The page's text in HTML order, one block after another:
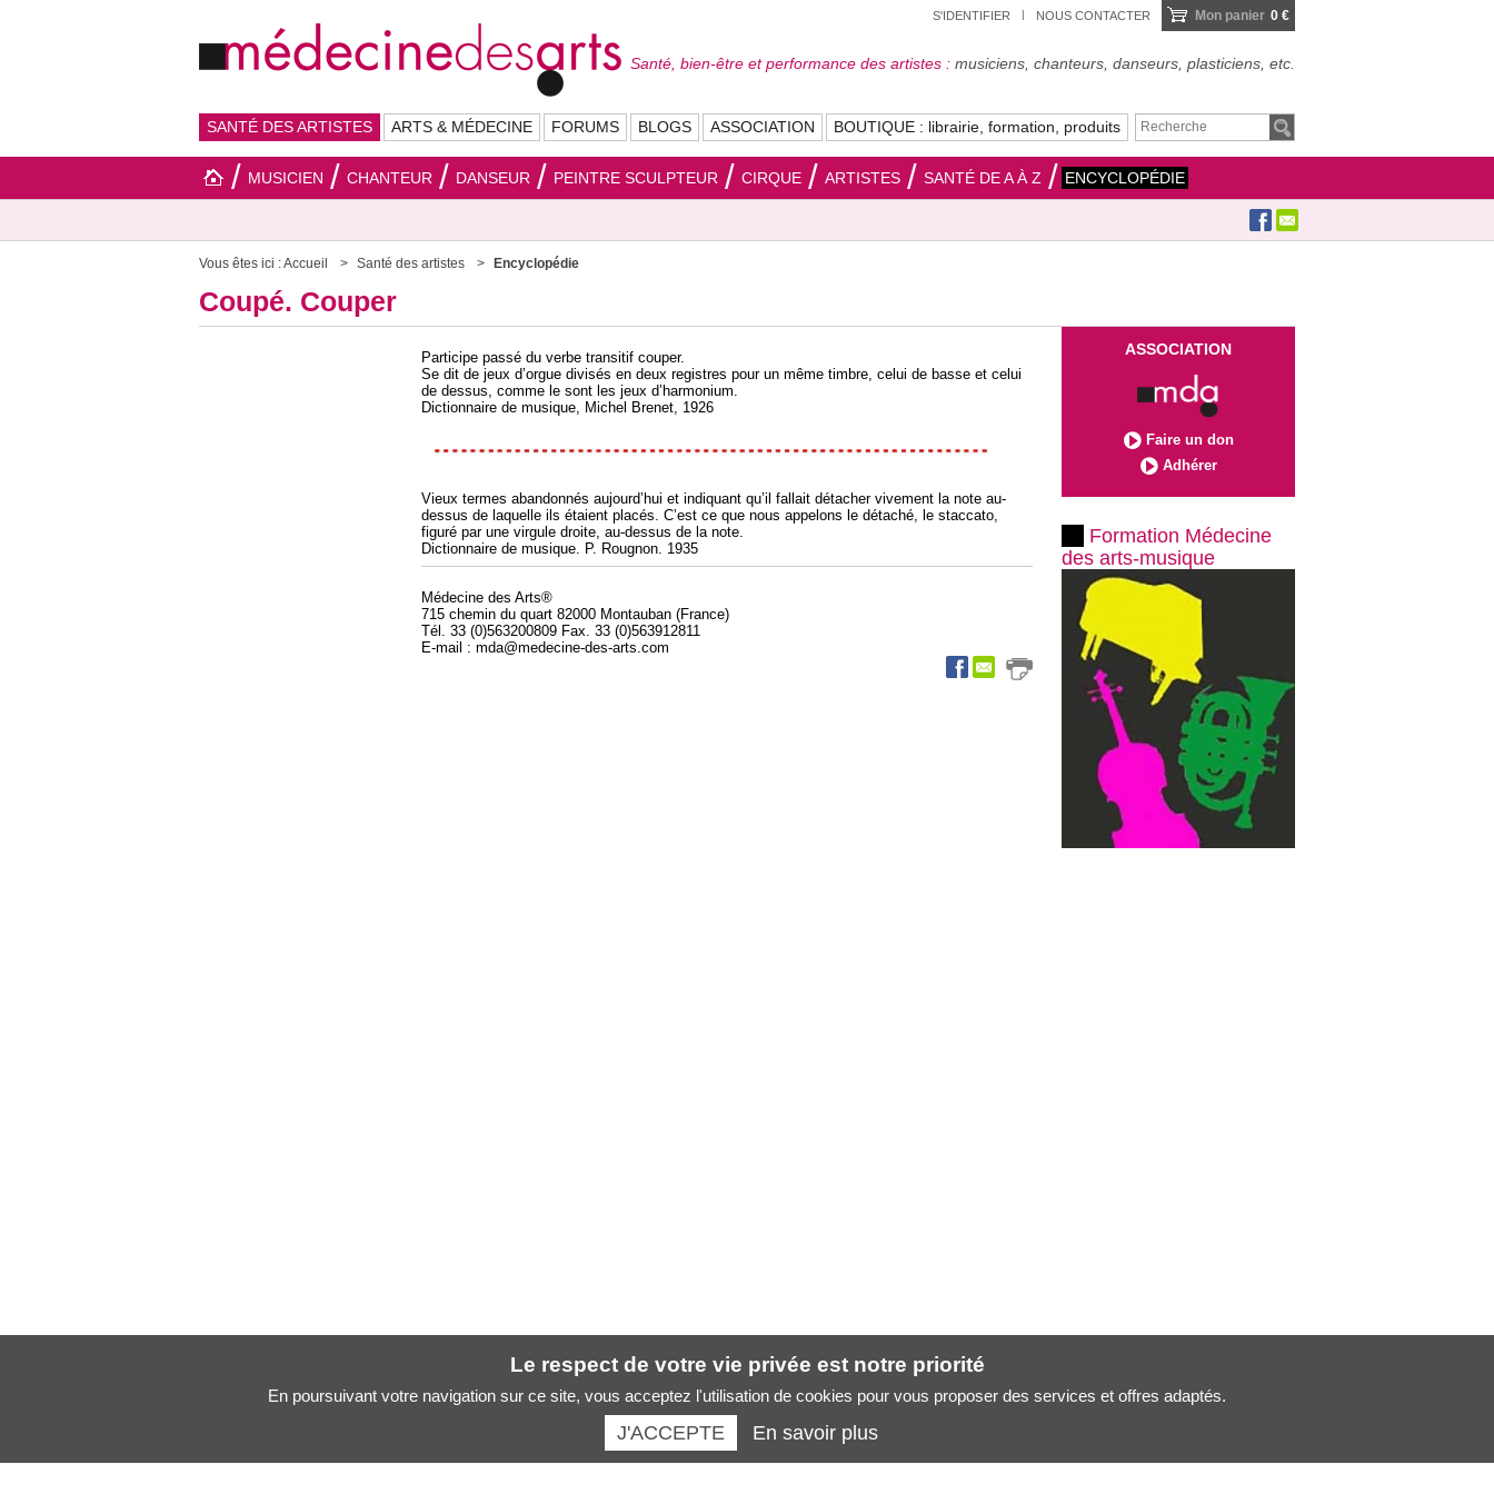
S'IDENTIFIER NOUS CONTACTER Mon panier 0 €
Santé, bien-être et performance des artistes : musiciens, chanteurs, danseurs, plasticiens, etc.
SANTÉ DES ARTISTES ARTS & MÉDECINE FORUMS BLOGS ASSOCIATION BOUTIQUE : librairie, formation, produits
MUSICIEN CHANTEUR DANSEUR PEINTRE SCULPTEUR CIRQUE ARTISTES SANTÉ DE A À Z ENCYCLOPÉDIE
Vous êtes ici :Accueil Santé des artistes Encyclopédie
Coupé. Couper
Participe passé du verbe transitif couper.
Se dit de jeux d’orgue divisés en deux registres pour un même timbre, celui de basse et celui
de dessus, comme le sont les jeux d’harmonium.
Dictionnaire de musique, Michel Brenet, 1926
Vieux termes abandonnés aujourd’hui et indiquant qu’il fallait détacher vivement la note au-
dessus de laquelle ils étaient placés. C’est ce que nous appelons le détaché, le staccato,
figuré par une virgule droite, au-dessus de la note.
Dictionnaire de musique. P. Rougnon. 1935
Médecine des Arts®
715 chemin du quart 82000 Montauban (France)
Tél. 33 (0)563200809 Fax. 33 (0)563912811
E-mail : mda@medecine-des-arts.com
ASSOCIATION
Faire un don
Adhérer
Formation Médecine
des arts-musique
Le respect de votre vie privée est notre priorité
En poursuivant votre navigation sur ce site, vous acceptez l'utilisation de cookies pour vous proposer des services et offres adaptés.
J'ACCEPTE En savoir plus